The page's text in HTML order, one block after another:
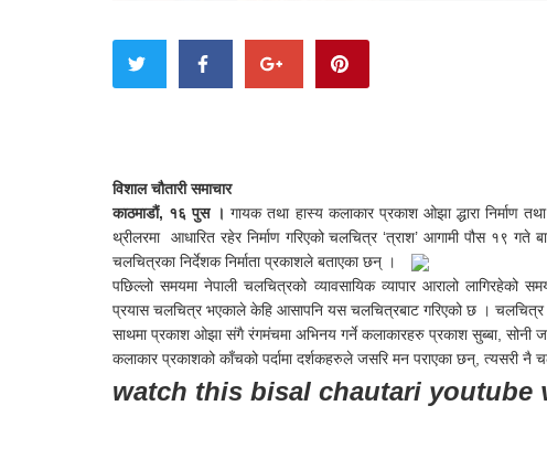
विशाल चौतारी समाचार
काठमाडौं, १६ पुस ।गायक तथा हास्य कलाकार प्रकाश ओझा द्धारा निर्माण
थ्रीलरमा आधारित रहेर निर्माण गरिएको चलचित्र ‘त्राश’ आगामी पौस १९
चलचित्रका निर्देशक निर्माता प्रकाशले बताएका छन् ।
पछिल्लो समयमा नेपाली चलचित्रको व्यावसायिक व्यापार आरालो लागिरहेको
प्रयास चलचित्र भएकाले केहि आसापनि यस चलचित्रबाट गरिएको छ ।
साथमा प्रकाश ओझा संगै रंगमंचमा अभिनय गर्ने कलाकारहरु प्रकाश सुब्बा, सोनी
कलाकार प्रकाशको काँचको पर्दामा दर्शकहरुले जसरि मन पराएका छन्, त्यसरी नै
watch this bisal chautari youtube